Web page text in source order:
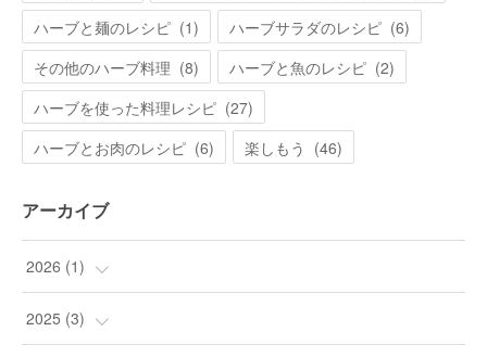
ハーブと麺のレシピ (1) ハーブサラダのレシピ (6)
その他のハーブ料理 (8) ハーブと魚のレシピ (2)
ハーブを使った料理レシピ (27)
ハーブとお肉のレシピ (6) 楽しもう (46)
アーカイブ
2026 (1)
(1
2025 (3)